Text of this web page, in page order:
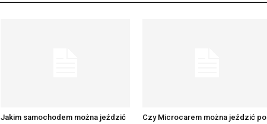
Jakim samochodem można jeździć
Czy Microcarem można jeździć po